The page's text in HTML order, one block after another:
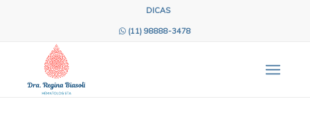
DICAS
(11) 98888-3478